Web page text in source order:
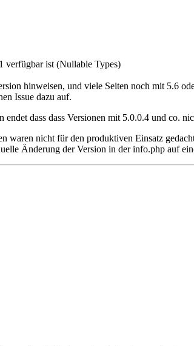
verfügbar ist (Nullable Types)
hinweisen, und viele Seiten noch mit 5.6
Issue dazu auf.
dass dass Versionen mit 5.0.0.4 und co.
waren nicht für den produktiven Einsatz
Änderung der Version in der info.php auf